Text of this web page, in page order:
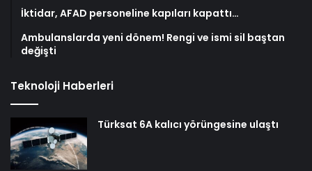
İktidar, AFAD personeline kapıları kapattı…
Ambulanslarda yeni dönem! Rengi ve ismi sil baştan
değişti
Teknoloji Haberleri
Türksat 6A kalıcı yörüngesine ulaştı